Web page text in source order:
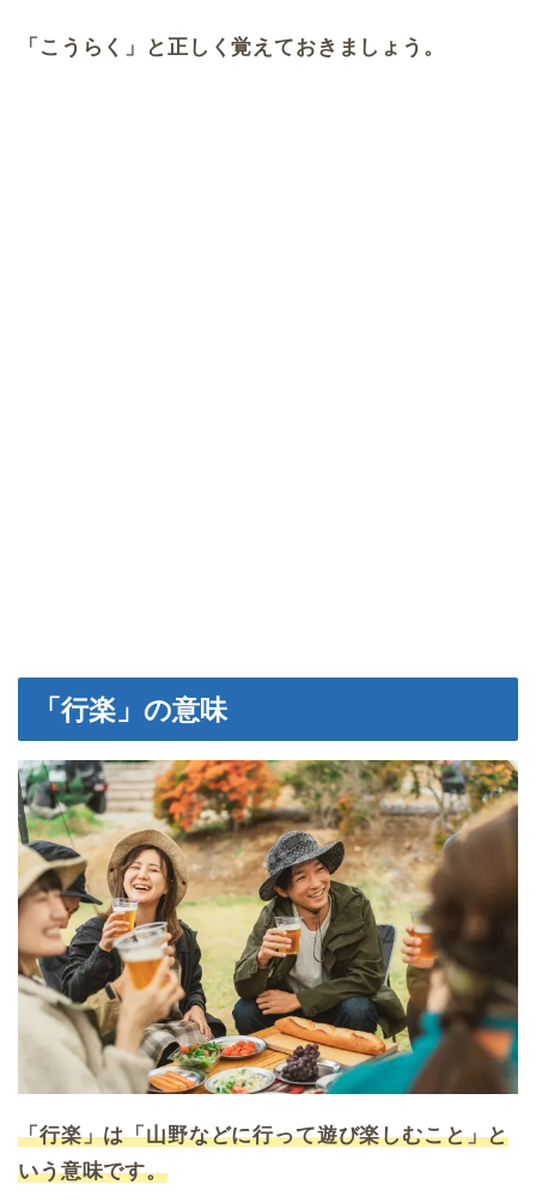
「こうらく」と正しく覚えておきましょう。
「行楽」の意味
「行楽」は「山野などに行って遊び楽しむこと」と
いう意味です。